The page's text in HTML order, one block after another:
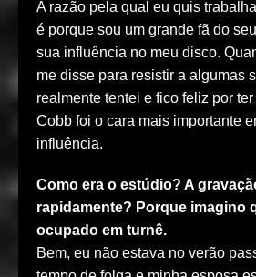
A razão pela qual eu quis
é porque sou um grande fã do
sua influência no meu disco.
me disse para resistir a algumas
realmente tentei e fico feliz por
Cobb foi o cara mais importante
influência.
Como era o estúdio? A
rapidamente? Porque imagino
ocupado em turnê.
Bem, eu não estava no verão